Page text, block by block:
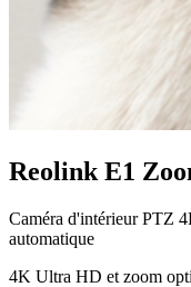
Reolink E1
Caméra d'intérieur PTZ
automatique
4K Ultra HD et zoom